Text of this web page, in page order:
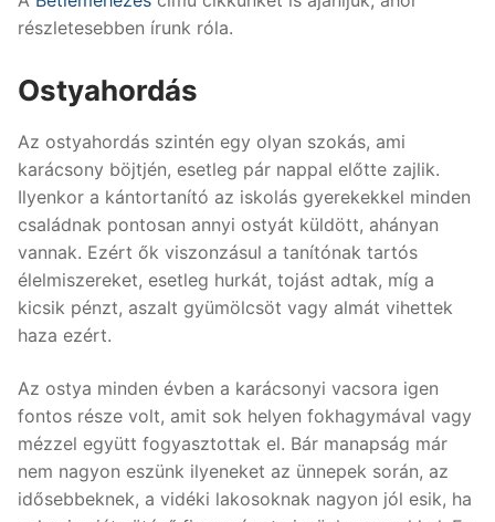
részletesebben írunk róla.
Ostyahordás
Az ostyahordás szintén egy olyan szokás, ami
karácsony böjtjén, esetleg pár nappal előtte zajlik.
Ilyenkor a kántortanító az iskolás gyerekekkel minden
családnak pontosan annyi ostyát küldött, ahányan
vannak. Ezért ők viszonzásul a tanítónak tartós
élelmiszereket, esetleg hurkát, tojást adtak, míg a
kicsik pénzt, aszalt gyümölcsöt vagy almát vihettek
haza ezért.
Az ostya minden évben a karácsonyi vacsora igen
fontos része volt, amit sok helyen fokhagymával vagy
mézzel együtt fogyasztottak el. Bár manapság már
nem nagyon eszünk ilyeneket az ünnepek során, az
idősebbeknek, a vidéki lakosoknak nagyon jól esik, ha